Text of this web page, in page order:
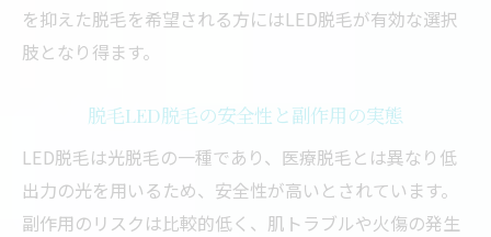
を抑えた脱毛を希望される方にはLED脱毛が有効な選択
肢となり得ます。
脱毛LED脱毛の安全性と副作用の実態
LED脱毛は光脱毛の一種であり、医療脱毛とは異なり低
出力の光を用いるため、安全性が高いとされています。
副作用のリスクは比較的低く、肌トラブルや火傷の発生